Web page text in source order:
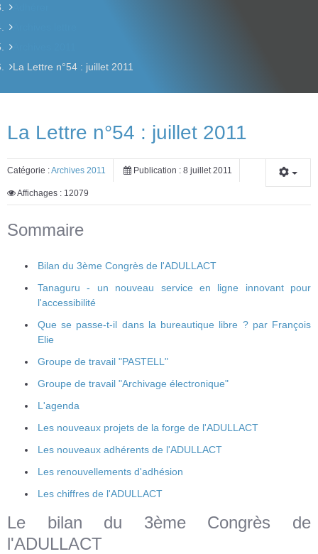
La Lettre n°54 : juillet 2011
La Lettre n°54 : juillet 2011
Catégorie :Archives 2011 Publication : 8 juillet 2011
Affichages : 12079
Sommaire
Bilan du 3ème Congrès de l'ADULLACT
Tanaguru - un nouveau service en ligne innovant pour
l'accessibilité
Que se passe-t-il dans la bureautique libre ? par François
Elie
Groupe de travail "PASTELL"
Groupe de travail "Archivage électronique"
L'agenda
Les nouveaux projets de la forge de l'ADULLACT
Les nouveaux adhérents de l'ADULLACT
Les renouvellements d'adhésion
Les chiffres de l'ADULLACT
Le bilan du 3ème Congrès de
l'ADULLACT